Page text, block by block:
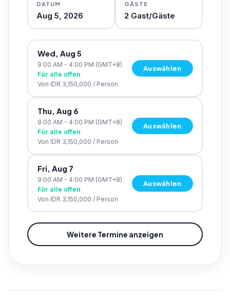
DATUM
Aug 5, 2026
GÄSTE
2 Gast/Gäste
Wed, Aug 5
9:00 AM - 4:00 PM (GMT+8)
Für alle offen
Von IDR 3,150,000 / Person
Auswählen
Thu, Aug 6
9:00 AM - 4:00 PM (GMT+8)
Für alle offen
Von IDR 3,150,000 / Person
Auswählen
Fri, Aug 7
9:00 AM - 4:00 PM (GMT+8)
Für alle offen
Von IDR 3,150,000 / Person
Auswählen
Weitere Termine anzeigen